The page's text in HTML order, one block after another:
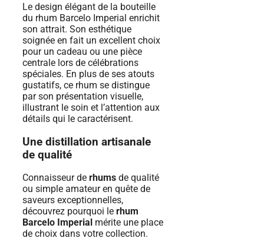
Le design élégant de la bouteille
du rhum Barcelo Imperial enrichit
son attrait. Son esthétique
soignée en fait un excellent choix
pour un cadeau ou une pièce
centrale lors de célébrations
spéciales. En plus de ses atouts
gustatifs, ce rhum se distingue
par son présentation visuelle,
illustrant le soin et l’attention aux
détails qui le caractérisent.
Une distillation artisanale
de qualité
Connaisseur de rhums de qualité
ou simple amateur en quête de
saveurs exceptionnelles,
découvrez pourquoi le rhum
Barcelo Imperial mérite une place
de choix dans votre collection.